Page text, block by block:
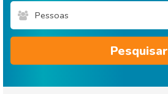
Pessoas
Pesquisar